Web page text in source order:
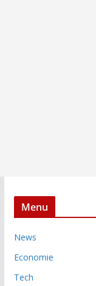
Menu
News
Economie
Tech